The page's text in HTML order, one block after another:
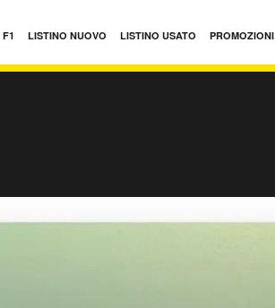
F1 LISTINO NUOVO LISTINO USATO PROMOZIONI